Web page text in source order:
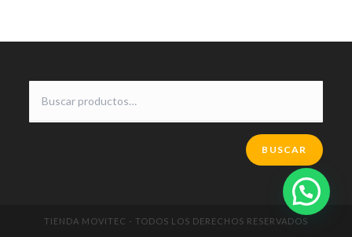
BUSCAR
TIENDA MOVITEC - TODOS LOS DERECHOS RESERVADOS